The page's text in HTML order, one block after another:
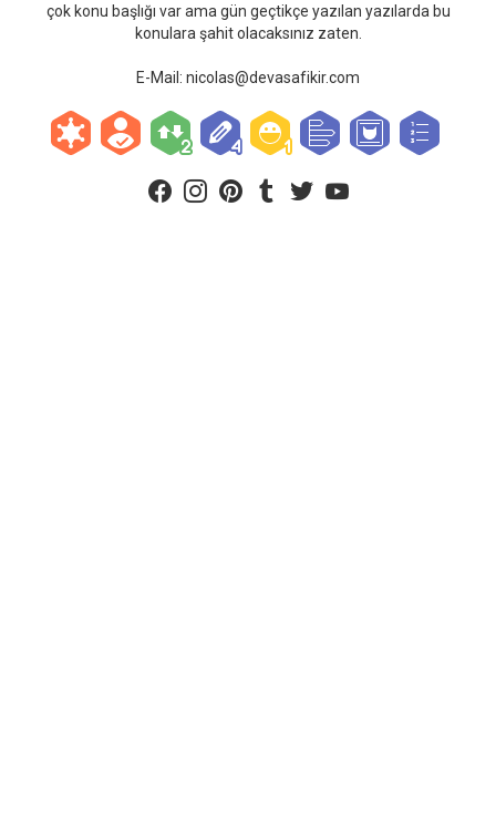
çok konu başlığı var ama gün geçtikçe yazılan yazılarda bu
konulara şahit olacaksınız zaten.
E-Mail: nicolas@devasafikir.com
pinterest